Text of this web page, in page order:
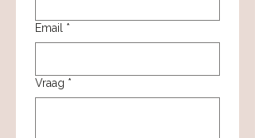
Email *
Vraag *